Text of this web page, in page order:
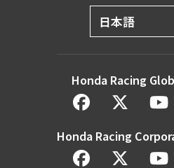
Honda Racing
Honda Racing